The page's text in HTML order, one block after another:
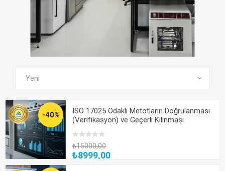
TÜM EĞITIMLERI GÖR
-40%
ISO 17025 Odaklı Metotların Doğrulanması
(Verifikasyon) ve Geçerli Kılınması
(Validasyon) Eğitimi (Çevrimiçi Canlı veya
Kayıttan Hemen İzle)
₺15000,00
₺8999,00